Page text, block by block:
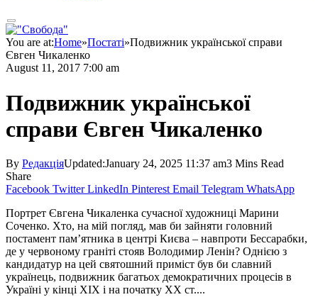
You are at:Home»Постаті»Подвижник української справи
Євген Чикаленко
August 11, 2017 7:00 am
Подвижник української
справи Євген Чикаленко
By РедакціяUpdated:January 24, 2025 11:37 am3 Mins Read
Share
Facebook Twitter LinkedIn Pinterest Email Telegram WhatsApp
Портрет Євгена Чикаленка сучасної художниці Марини
Соченко. Хто, на мій погляд, мав би зайняти головний
постамент пам’ятника в центрі Києва – навпроти Бессарабки,
де у червоному граніті стояв Володимир Ленін? Однією з
кандидатур на цей святошний приміст був би славний
українець, подвижник багатьох демократичних процесів в
Україні у кінці ХІХ і на початку ХХ ст....